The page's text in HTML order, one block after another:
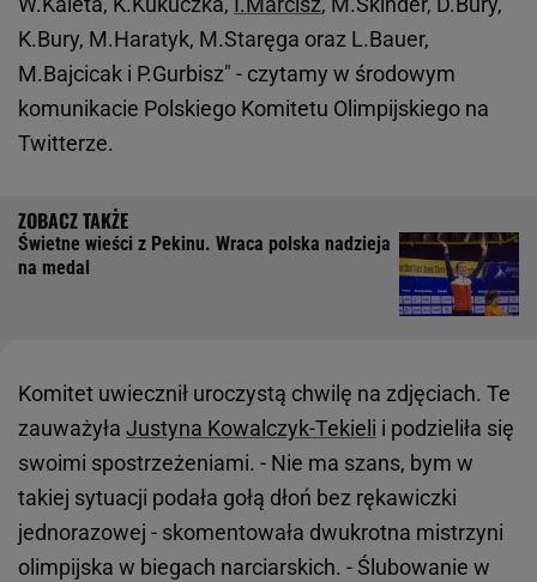
K.Bury, M.Haratyk, M.Staręga oraz L.Bauer,
M.Bajcicak i P.Gurbisz" - czytamy w środowym
komunikacie Polskiego Komitetu Olimpijskiego na
Twitterze.
Świetne wieści z Pekinu. Wraca polska nadzieja
na medal
Komitet uwiecznił uroczystą chwilę na zdjęciach. Te
zauważyła Justyna Kowalczyk-Tekieli i podzieliła się
swoimi spostrzeżeniami. - Nie ma szans, bym w
takiej sytuacji podała gołą dłoń bez rękawiczki
jednorazowej - skomentowała dwukrotna mistrzyni
olimpijska w biegach narciarskich. - Ślubowanie w